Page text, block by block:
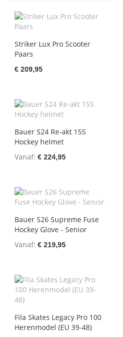
Striker Lux Pro Scooter
Paars
€ 209,95
Bauer S24 Re-akt 155
Hockey helmet
Vanaf € 224,95
Bauer S26 Supreme Fuse
Hockey Glove - Senior
Vanaf € 219,95
Fila Skates Legacy Pro 100
Herenmodel (EU 39-48)